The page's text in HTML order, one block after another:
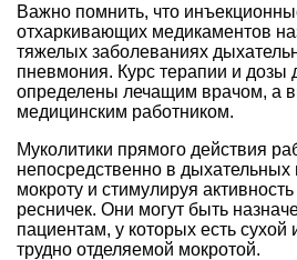
Важно помнить, что
отхаркивающих медикаментов
тяжелых заболеваниях
пневмония. Курс терапии и
определены лечащим врачом, а
медицинским работником.
Муколитики прямого действия
непосредственно в дыхательных
мокроту и стимулируя
ресничек. Они могут быть
пациентам, у которых есть
трудно отделяемой мокротой.